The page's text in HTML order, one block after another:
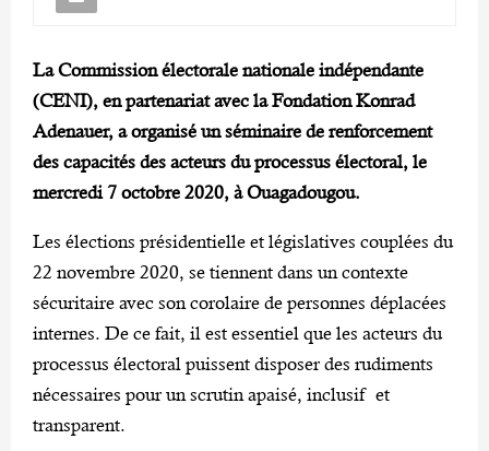
La Commission électorale nationale indépendante
(CENI), en partenariat avec la Fondation Konrad
Adenauer, a organisé un séminaire de renforcement
des capacités des acteurs du processus électoral, le
mercredi 7 octobre 2020, à Ouagadougou.
Les élections présidentielle et législatives couplées du
22 novembre 2020, se tiennent dans un contexte
sécuritaire avec son corolaire de personnes déplacées
internes. De ce fait, il est essentiel que les acteurs du
processus électoral puissent disposer des rudiments
nécessaires pour un scrutin apaisé, inclusif et
transparent.